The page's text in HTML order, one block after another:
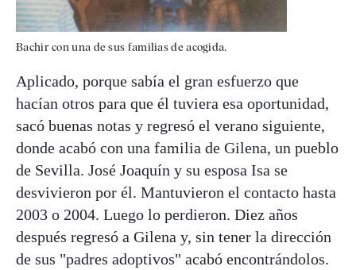
Bachir con una de sus familias de acogida.
Aplicado, porque sabía el gran esfuerzo que
hacían otros para que él tuviera esa oportunidad,
sacó buenas notas y regresó el verano siguiente,
donde acabó con una familia de Gilena, un pueblo
de Sevilla. José Joaquín y su esposa Isa se
desvivieron por él. Mantuvieron el contacto hasta
2003 o 2004. Luego lo perdieron. Diez años
después regresó a Gilena y, sin tener la dirección
de sus "padres adoptivos" acabó encontrándolos.